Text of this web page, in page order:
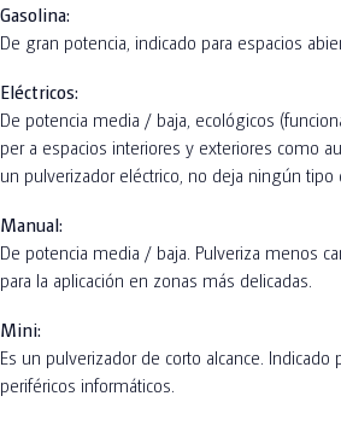
Gasolina:
De gran potencia, indicado para espacios
Eléctricos:
De potencia media / baja, ecológicos
per a espacios interiores y exteriores como
un pulverizador eléctrico, no deja ningún tipo
Manual:
De potencia media / baja. Pulveriza menos
para la aplicación en zonas más delicadas.
Mini:
Es un pulverizador de corto alcance.
periféricos informáticos.